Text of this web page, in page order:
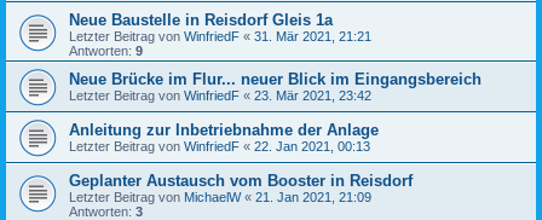
Neue Baustelle in Reisdorf Gleis 1a
Letzter Beitrag von WinfriedF « 31. Mär 2021, 21:21
Antworten: 9
Neue Brücke im Flur... neuer Blick im Eingangsbereich
Letzter Beitrag von WinfriedF « 23. Mär 2021, 23:42
Anleitung zur Inbetriebnahme der Anlage
Letzter Beitrag von WinfriedF « 22. Jan 2021, 00:13
Geplanter Austausch vom Booster in Reisdorf
Letzter Beitrag von MichaelW« 21. Jan 2021, 21:09
Antworten: 3